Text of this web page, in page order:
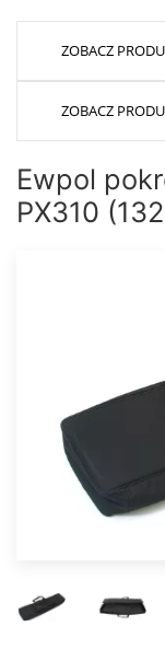
ZOBACZ
ZOBACZ
Ewpol
PX310